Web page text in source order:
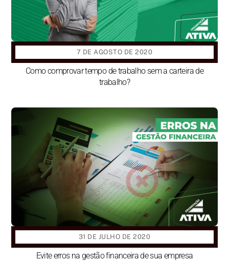
7 DE AGOSTO DE 2020
Como comprovar tempo de trabalho sem a carteira de
trabalho?
31 DE JULHO DE 2020
Evite erros na gestão financeira de sua empresa